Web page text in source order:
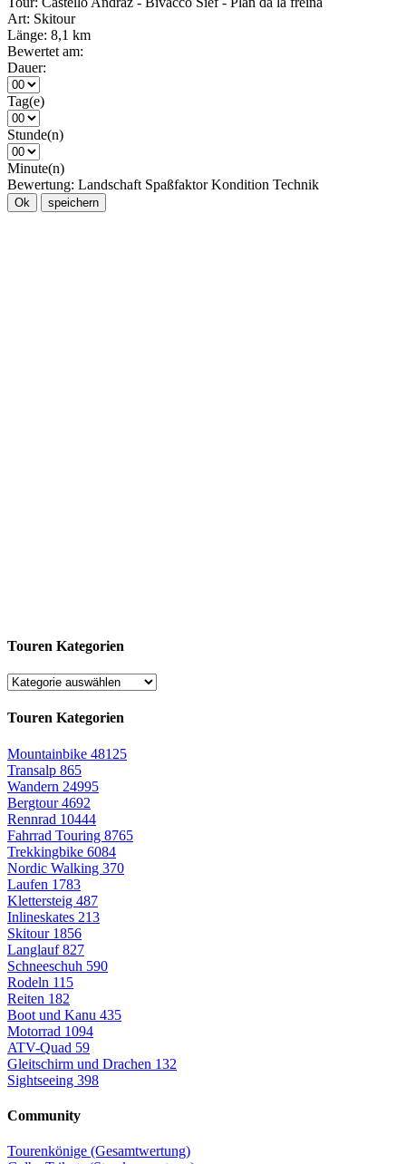
Art: Skitour
Länge: 8,1 km
Bewertet am:
Dauer:
Tag(e)
Stunde(n)
Minute(n)
Bewertung: Landschaft Spaßfaktor Kondition Technik
Ok speichern
Touren Kategorien
Touren Kategorien
Mountainbike 48125
Transalp 865
Wandern 24995
Bergtour4692
Rennrad 10444
Fahrrad Touring 8765
Trekkingbike 6084
Nordic Walking 370
Laufen 1783
Klettersteig 487
Inlineskates 213
Skitour 1856
Langlauf827
Schneeschuh 590
Rodeln 115
Reiten 182
Boot und Kanu 435
Motorrad 1094
ATV-Quad 59
Gleitschirm und Drachen 132
Sightseeing 398
Community
Tourenkönige (Gesamtwertung)